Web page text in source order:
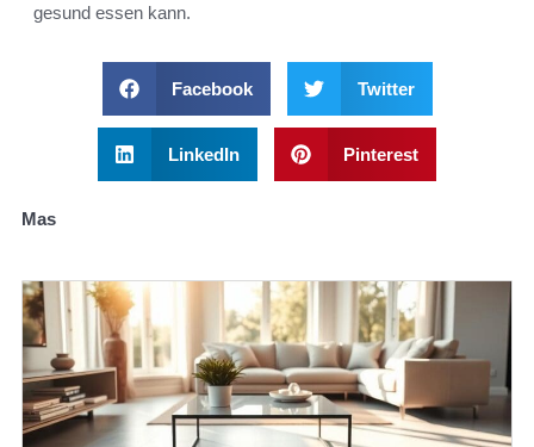
gesund essen kann.
Facebook Twitter
LinkedIn Pinterest
Mas